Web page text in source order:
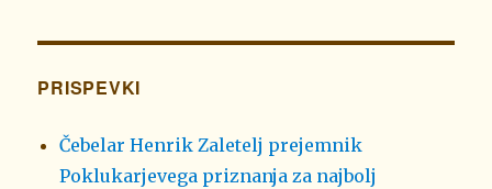
PRISPEVKI
Čebelar Henrik Zaletelj prejemnik
Poklukarjevega priznanja za najbolj